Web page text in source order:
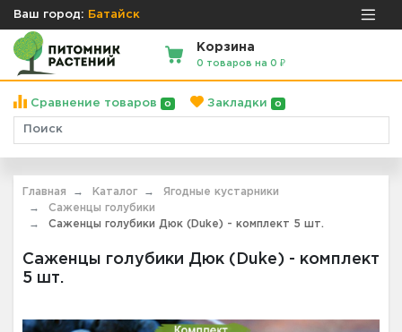
Ваш город: Батайск
Корзина
0 товаров на 0 ₽
Сравнение товаров 0 Закладки 0
Главная Каталог
Ягодные кустарники
Саженцы голубики
Саженцы голубики Дюк (Duke) - комплект 5 шт.
Саженцы голубики Дюк (Duke) - комплект
5 шт.